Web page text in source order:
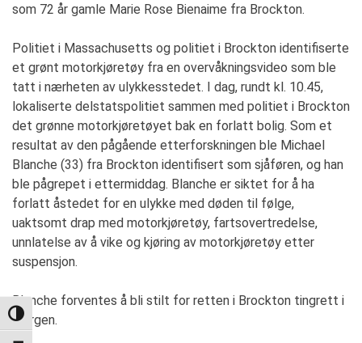
TOGGLE HIGH CONTRAST
som 72 år gamle Marie Rose Bienaime fra Brockton.
Politiet i Massachusetts og politiet i Brockton identifiserte
et grønt motorkjøretøy fra en overvåkningsvideo som ble
tatt i nærheten av ulykkesstedet. I dag, rundt kl. 10.45,
lokaliserte delstatspolitiet sammen med politiet i Brockton
det grønne motorkjøretøyet bak en forlatt bolig. Som et
resultat av den pågående etterforskningen ble Michael
Blanche (33) fra Brockton identifisert som sjåføren, og han
ble pågrepet i ettermiddag. Blanche er siktet for å ha
forlatt åstedet for en ulykke med døden til følge,
uaktsomt drap med motorkjøretøy, fartsovertredelse,
unnlatelse av å vike og kjøring av motorkjøretøy etter
suspensjon.
Blanche forventes å bli stilt for retten i Brockton tingrett i
morgen.